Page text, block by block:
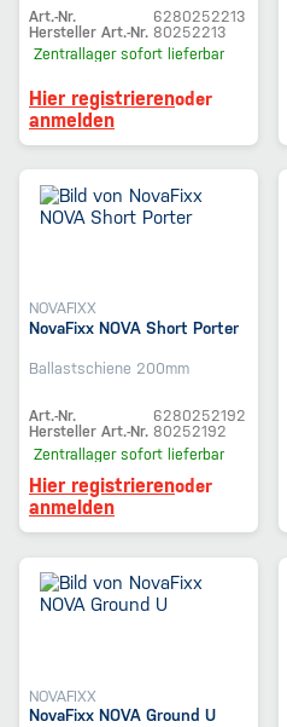
Art.-Nr.
6280252213
Hersteller Art.-Nr. 80252213
Zentrallager sofort lieferbar
Hier registrierenoder
anmelden
NOVAFIXX
NovaFixx NOVA Short Porter
Ballastschiene 200mm
Art.-Nr.
6280252192
Hersteller Art.-Nr. 80252192
Zentrallager sofort lieferbar
Hier registrierenoder
anmelden
NOVAFIXX
NovaFixx NOVA Ground U